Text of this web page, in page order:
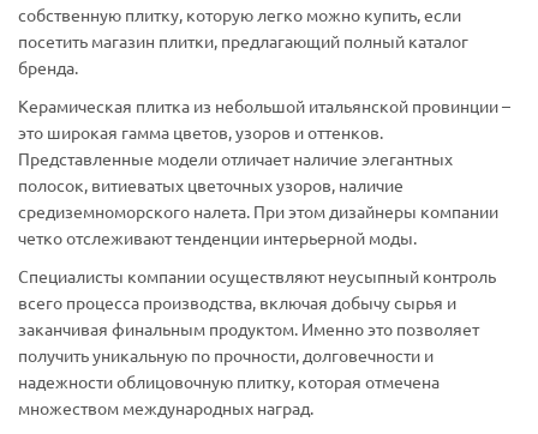
собственную плитку, которую легко можно купить, если
посетить магазин плитки, предлагающий полный каталог
бренда.
Керамическая плитка из небольшой итальянской провинции –
это широкая гамма цветов, узоров и оттенков.
Представленные модели отличает наличие элегантных
полосок, витиеватых цветочных узоров, наличие
средиземноморского налета. При этом дизайнеры компании
четко отслеживают тенденции интерьерной моды.
Специалисты компании осуществляют неусыпный контроль
всего процесса производства, включая добычу сырья и
заканчивая финальным продуктом. Именно это позволяет
получить уникальную по прочности, долговечности и
надежности облицовочную плитку, которая отмечена
множеством международных наград.